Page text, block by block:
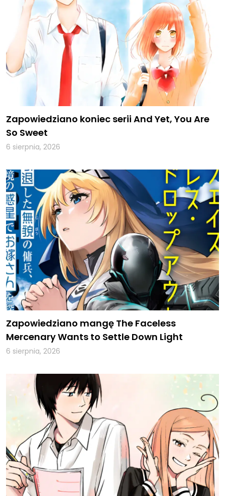
Zapowiedziano koniec serii And Yet, You Are
So Sweet
6 sierpnia, 2026
Zapowiedziano mangę The Faceless
Mercenary Wants to Settle Down Light
6 sierpnia, 2026